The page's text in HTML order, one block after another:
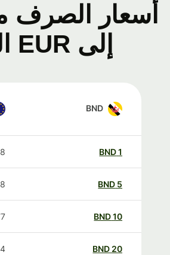
إلى EUR اليوم
BND
BND
BND
BND
20
BND